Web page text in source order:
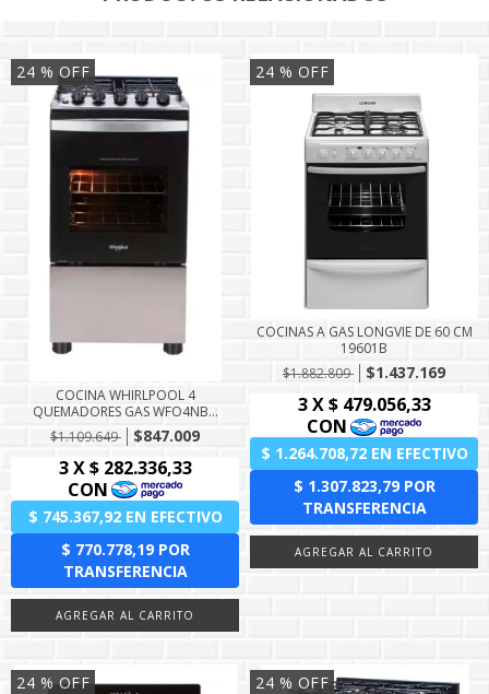
24 % OFF
COCINA WHIRLPOOL 4
QUEMADORES GAS WFO4NB...
$1.109.649
$847.009
24 % OFF
COCINAS A GAS LONGVIE DE 60 CM
19601B
$1.882.809
$1.437.169
24 % OFF 24 % OFF